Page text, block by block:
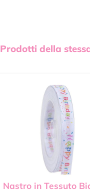
Prodotti della
Nastro in Tessuto